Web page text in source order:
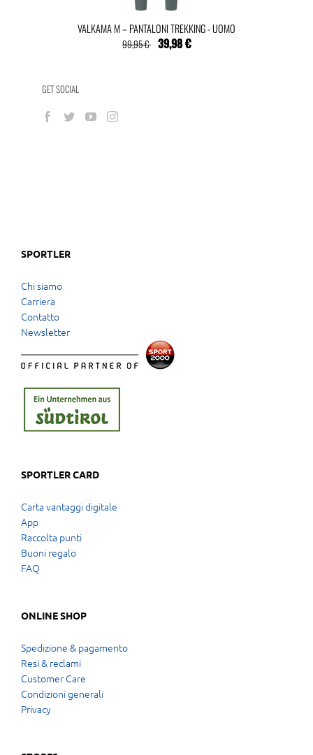
VALKAMA M – PANTALONI TREKKING - UOMO
99,95 € 39,98 €
GET SOCIAL
SPORTLER
Chi siamo
Carriera
Contatto
Newsletter
SPORTLER CARD
Carta vantaggi digitale
App
Raccolta punti
Buoni regalo
FAQ
ONLINE SHOP
Spedizione & pagamento
Resi & reclami
Customer Care
Condizioni generali
Privacy